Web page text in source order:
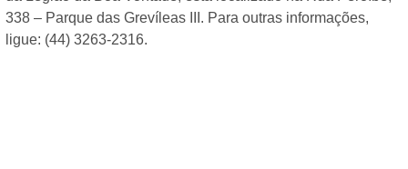
338 – Parque das Grevíleas III. Para outras informações,
ligue: (44) 3263-2316.